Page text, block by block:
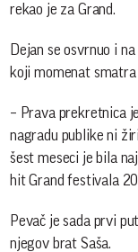
rekao je za Grand.
Dejan se osvrnuo i
koji momenat
– Prava prekretnica
nagradu publike ni
šest meseci je bila
hit Grand festivala
Pevač je sada prvi
njegov brat Saša.